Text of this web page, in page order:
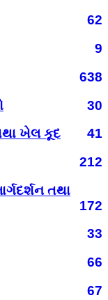
62
9
638
30
ખેલ કૂદ
41
212
તથા
172
33
66
67